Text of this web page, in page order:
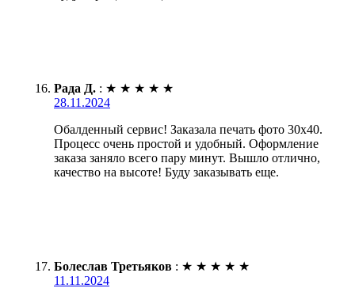
Рада Д. : ★ ★ ★ ★ ★
28.11.2024
Обалденный сервис! Заказала печать фото 30х40.
Процесс очень простой и удобный. Оформление
заказа заняло всего пару минут. Вышло отлично,
качество на высоте! Буду заказывать еще.
Болеслав Третьяков : ★ ★ ★ ★ ★
11.11.2024